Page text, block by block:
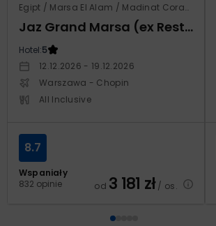
Egipt / Marsa El Alam / Madinat Coraya
Jaz Grand Marsa (ex Resta Grand Resort)
Hotel:5
12.12.2026 - 19.12.2026
Warszawa - Chopin
All Inclusive
Wspaniały
832 opinie
8.7
od 3 181 zł/ os.